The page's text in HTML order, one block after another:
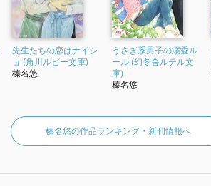
先生たちの恋はナイシ
ョ (角川ルビー文庫)
榛名悠
うさぎ系男子の溺愛ル
ール (幻冬舎ルチル文
庫)
榛名悠
榛名悠の作品ランキング・新刊情報へ